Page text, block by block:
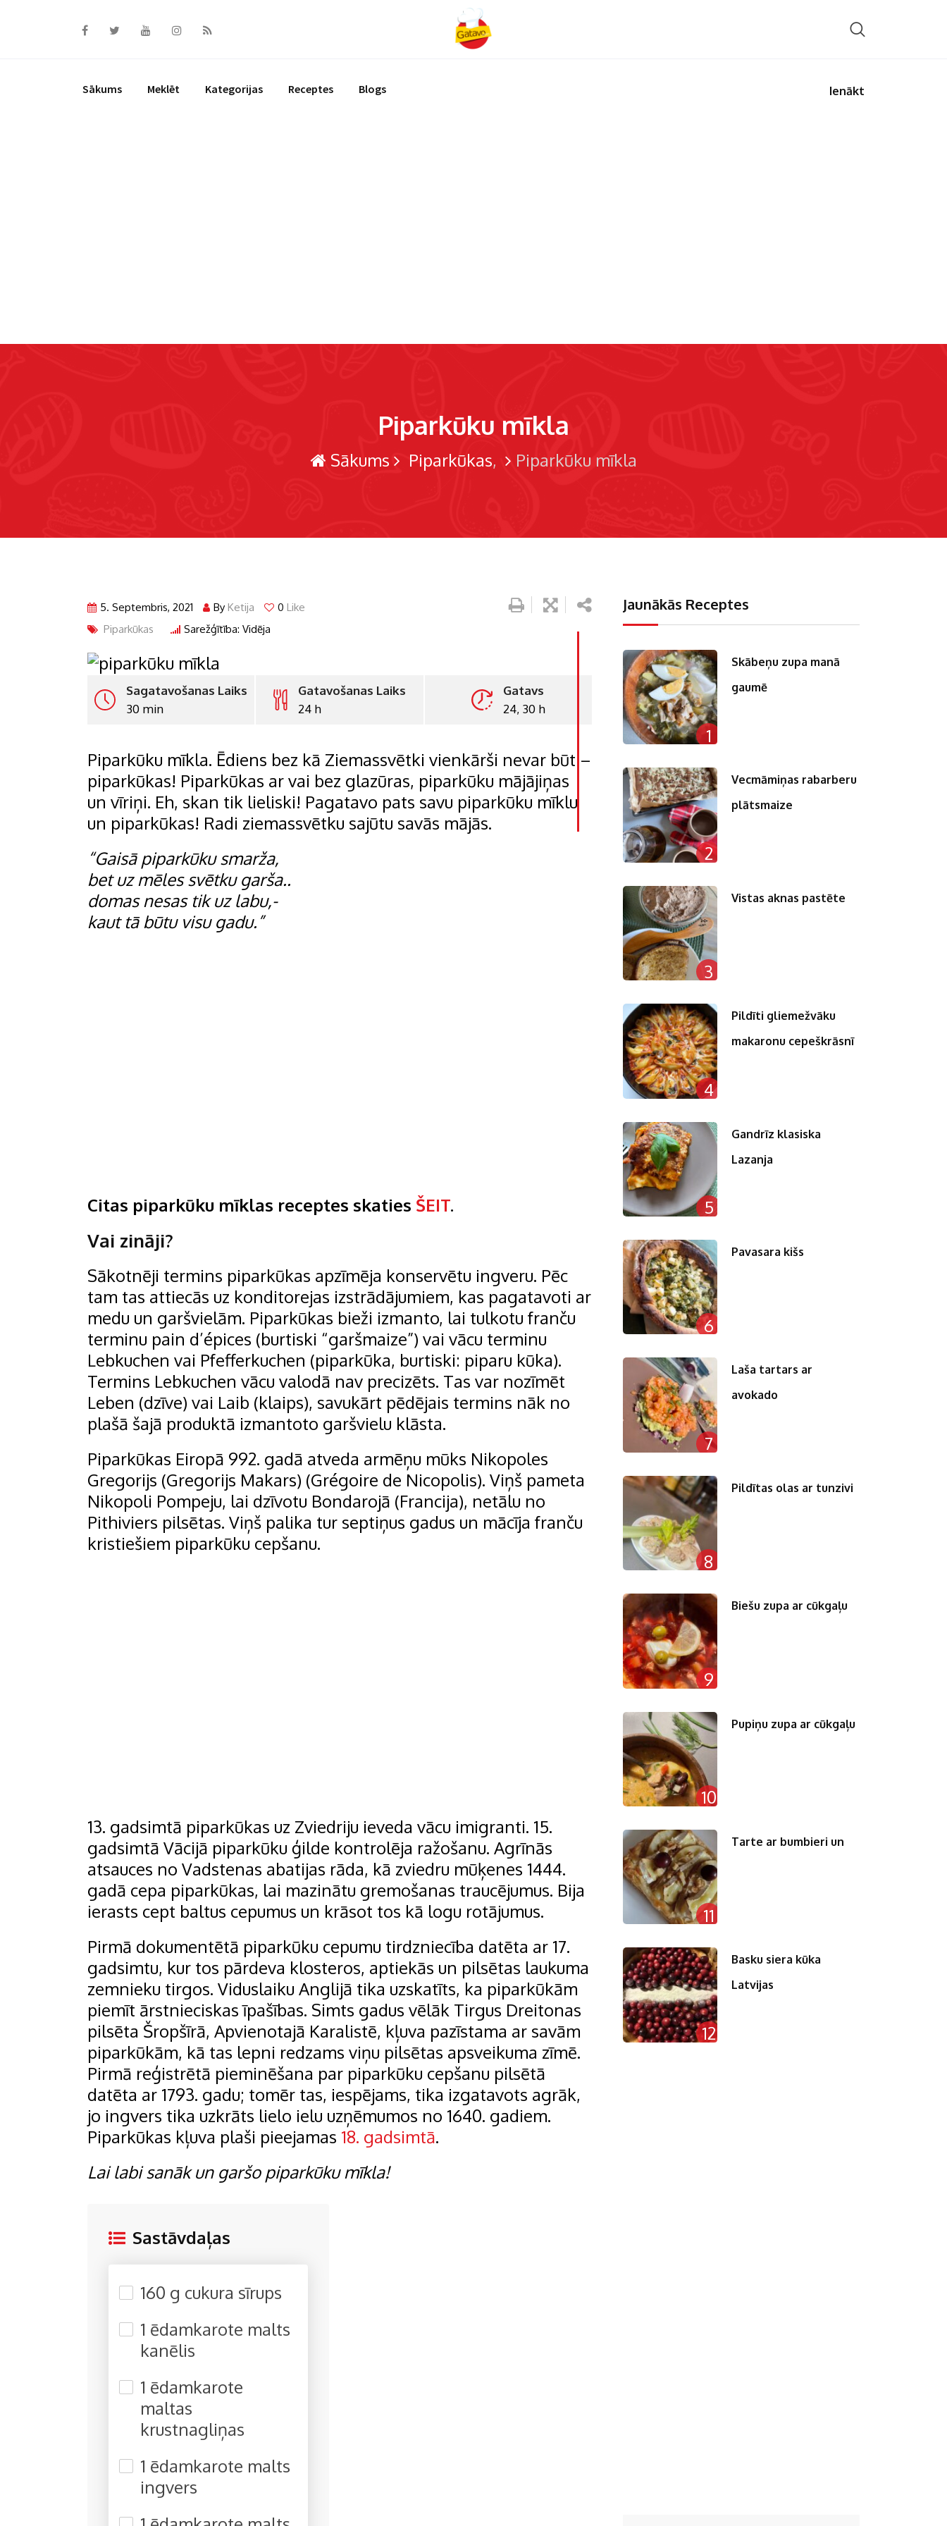
Sākums Meklēt Kategorijas Receptes Blogs Ienākt
Piparkūku mīkla
Sākums Piparkūkas Piparkūku mīkla
5. Septembris, 2021 By Ketija 0 Like
Piparkūkas
Sarežģītība: Vidēja
LinkedIn
Whatsapp
Pinterest
Print
Sagatavošanas Laiks
30 min
Gatavošanas Laiks
24 h
Gatavs
24, 30 h
Piparkūku mīkla. Ēdiens bez kā Ziemassvētki vienkārši nevar būt –
piparkūkas! Piparkūkas ar vai bez glazūras, piparkūku mājājiņas
un vīriņi. Eh, skan tik lieliski! Pagatavo pats savu piparkūku mīklu
un piparkūkas! Radi ziemassvētku sajūtu savās mājās.
“Gaisā piparkūku smarža,
bet uz mēles svētku garša..
domas nesas tik uz labu,-
kaut tā būtu visu gadu.”
Citas piparkūku mīklas receptes skaties ŠEIT.
Vai zināji?
Sākotnēji termins piparkūkas apzīmēja konservētu ingveru. Pēc
tam tas attiecās uz konditorejas izstrādājumiem, kas pagatavoti ar
medu un garšvielām. Piparkūkas bieži izmanto, lai tulkotu franču
terminu pain d’épices (burtiski “garšmaize”) vai vācu terminu
Lebkuchen vai Pfefferkuchen (piparkūka, burtiski: piparu kūka).
Termins Lebkuchen vācu valodā nav precizēts. Tas var nozīmēt
Leben (dzīve) vai Laib (klaips), savukārt pēdējais termins nāk no
plašā šajā produktā izmantoto garšvielu klāsta.
Piparkūkas Eiropā 992. gadā atveda armēņu mūks Nikopoles
Gregorijs (Gregorijs Makars) (Grégoire de Nicopolis). Viņš pameta
Nikopoli Pompeju, lai dzīvotu Bondarojā (Francija), netālu no
Pithiviers pilsētas. Viņš palika tur septiņus gadus un mācīja franču
kristiešiem piparkūku cepšanu.
13. gadsimtā piparkūkas uz Zviedriju ieveda vācu imigranti. 15.
gadsimtā Vācijā piparkūku ģilde kontrolēja ražošanu. Agrīnās
atsauces no Vadstenas abatijas rāda, kā zviedru mūķenes 1444.
gadā cepa piparkūkas, lai mazinātu gremošanas traucējumus. Bija
ierasts cept baltus cepumus un krāsot tos kā logu rotājumus.
Pirmā dokumentētā piparkūku cepumu tirdzniecība datēta ar 17.
gadsimtu, kur tos pārdeva klosteros, aptiekās un pilsētas laukuma
zemnieku tirgos. Viduslaiku Anglijā tika uzskatīts, ka piparkūkām
piemīt ārstnieciskas īpašības. Simts gadus vēlāk Tirgus Dreitonas
pilsēta Šropšīrā, Apvienotajā Karalistē, kļuva pazīstama ar savām
piparkūkām, kā tas lepni redzams viņu pilsētas apsveikuma zīmē.
Pirmā reģistrētā pieminēšana par piparkūku cepšanu pilsētā
datēta ar 1793. gadu; tomēr tas, iespējams, tika izgatavots agrāk,
jo ingvers tika uzkrāts lielo ielu uzņēmumos no 1640. gadiem.
Piparkūkas kļuva plaši pieejamas 18. gadsimtā.
Lai labi sanāk un garšo piparkūku mīkla!
Sastāvdaļas
160 g cukura sīrups
1 ēdamkarote malts
kanēlis
1 ēdamkarote
maltas
krustnagliņas
1 ēdamkarote malts
ingvers
Jaunākās Receptes
1
Skābeņu zupa manā
gaumē
2
Vecmāmiņas rabarberu
plātsmaize
3
Vistas aknas pastēte
4
Pildīti gliemežvāku
makaronu cepeškrāsnī
5
Gandrīz klasiska
Lazanja
6
Pavasara kišs
7
Laša tartars ar
avokado
8
Pildītas olas ar tunzivi
9
Biešu zupa ar cūkgaļu
10
Pupiņu zupa ar cūkgaļu
11
Tarte ar bumbieri un
12
Basku siera kūka
Latvijas